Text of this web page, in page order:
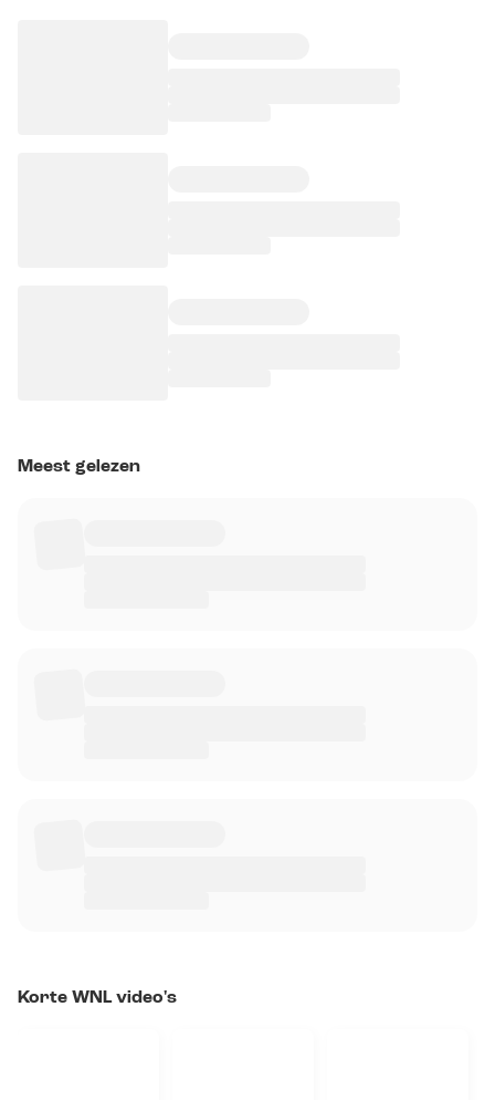
Meest gelezen
Korte WNL video's